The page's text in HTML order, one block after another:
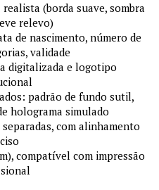
(borda suave, sombra
relevo)
de nascimento, número de
validade
digitalizada e logotipo
padrão de fundo sutil,
holograma simulado
com alinhamento
compatível com impressão